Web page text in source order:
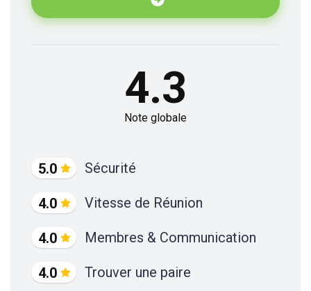
5.0 Sécurité
4.0 Vitesse de Réunion
4.0 Membres & Communication
4.0 Trouver une paire
4.3
Note globale